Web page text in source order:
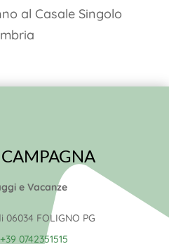
al Casale Singolo
e Vacanze
FOLIGNO PG
+39 0742351515